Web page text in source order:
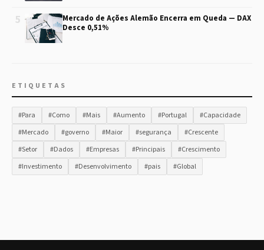
5
Mercado de Ações Alemão Encerra em Queda — DAX
Desce 0,51%
ETIQUETAS
#Para #Como #Mais #Aumento #Portugal
#Capacidade
#Mercado
#governo #Maior #segurança
#Crescente
#Setor
#Dados #Empresas #Principais
#Crescimento
#Investimento
#Desenvolvimento #pais #Global